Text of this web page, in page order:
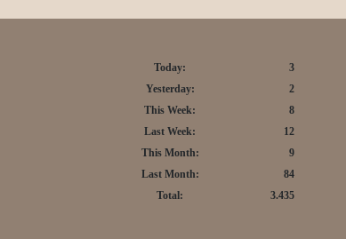
Today:
3
Yesterday:
2
This Week:
8
Last Week:
12
This Month:
9
Last Month:
84
Total:
3.435